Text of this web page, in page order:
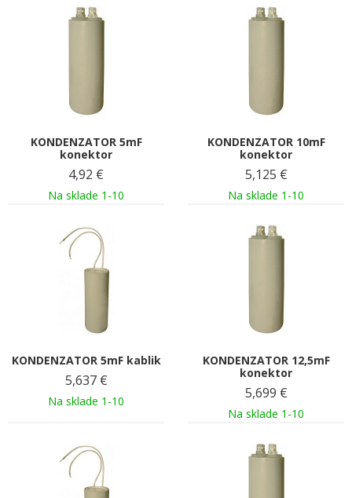
KONDENZATOR 5mF
konektor
4,92 €
Na sklade 1-10
KONDENZATOR 10mF
konektor
5,125 €
Na sklade 1-10
KONDENZATOR 5mF kablik
5,637 €
Na sklade 1-10
KONDENZATOR 12,5mF
konektor
5,699 €
Na sklade 1-10